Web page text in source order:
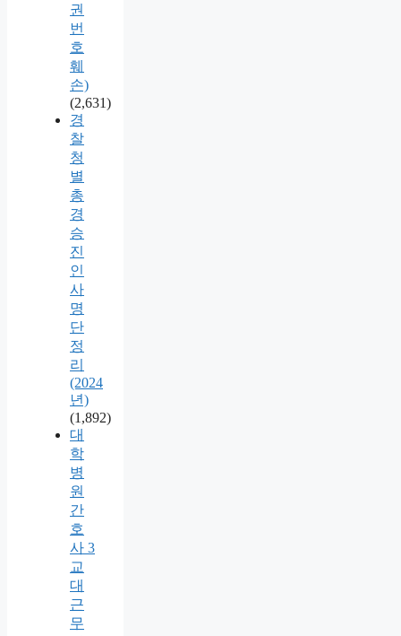
권
번
호
훼
손)
(2,631)
경
찰
청
별
총
경
승
진
인
사
명
단
정
리
(2024
년)
(1,892)
대
학
병
원
간
호
사 3
교
대
근
무